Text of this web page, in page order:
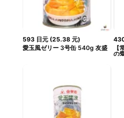
593 日元(25.38 元)
愛玉風ゼリー 3号缶 540g 友盛
【
の